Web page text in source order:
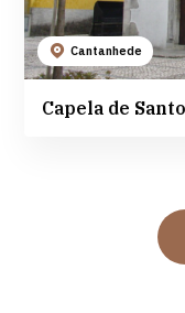
Cantanhede
Capela de